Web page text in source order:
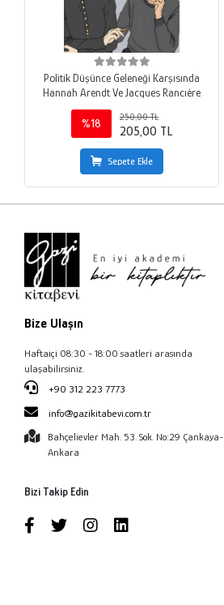
Politik Düşünce Geleneği Karşısında
Hannah Arendt Ve Jacques Rancıère
%18
250,00 TL
205,00 TL
Sepete Ekle
Bize Ulaşın
Haftaiçi 08:30 - 18:00 saatleri arasında
ulaşabilirsiniz.
+90 312 223 7773
info@gazikitabevi.com.tr
Bahçelievler Mah. 53. Sok. No:29 Çankaya-
Ankara
Bizi Takip Edin